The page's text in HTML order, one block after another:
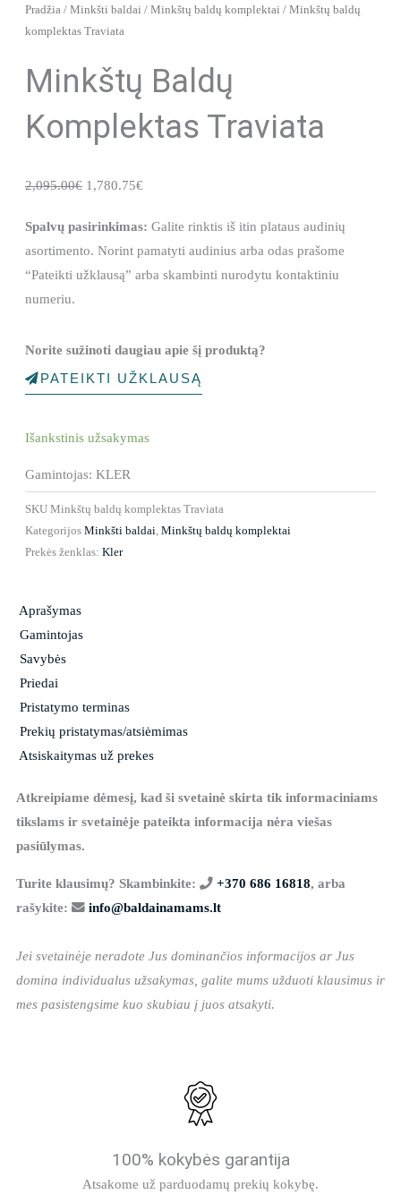
Pradžia / Minkšti baldai / Minkštų baldų komplektai / Minkštų baldų
komplektas Traviata
Minkštų Baldų
Komplektas Traviata
2,095.00€ Original
was:
2,095.00€.
1,780.75€Current
is:
1,780.75€.
Spalvų pasirinkimas: Galite rinktis iš itin plataus audinių
asortimento. Norint pamatyti audinius arba odas prašome
“Pateikti užklausą” arba skambinti nurodytu kontaktiniu
numeriu.
Norite sužinoti daugiau apie šį produktą?
PATEIKTI UŽKLAUSĄ
Išankstinis užsakymas
Gamintojas: KLER
SKU Minkštų baldų komplektas Traviata
Kategorijos Minkšti baldai Minkštų baldų komplektai
Prekės ženklas: Kler
Aprašymas
Gamintojas
Savybės
Priedai
Pristatymo terminas
Prekių pristatymas/atsiėmimas
Atsiskaitymas už prekes
Atkreipiame dėmesį, kad ši svetainė skirta tik informaciniams
tikslams ir svetainėje pateikta informacija nėra viešas
pasiūlymas.
Turite klausimų? Skambinkite: +370 686 16818, arba
rašykite:
info@baldainamams.lt
Jei svetainėje neradote Jus dominančios informacijos ar Jus
domina individualus užsakymas, galite mums užduoti klausimus ir
mes pasistengsime kuo skubiau į juos atsakyti.
100% kokybės garantija
Atsakome už parduodamų prekių kokybę.